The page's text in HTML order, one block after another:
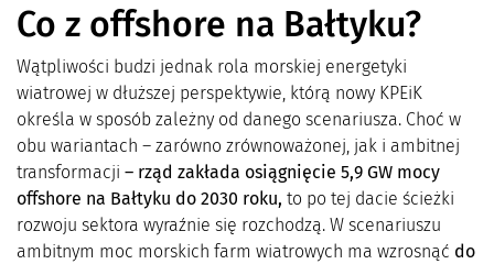
Co z offshore na Bałtyku?
Wątpliwości budzi jednak rola morskiej energetyki
wiatrowej w dłuższej perspektywie, którą nowy KPEiK
określa w sposób zależny od danego scenariusza. Choć w
obu wariantach – zarówno zrównoważonej, jak i ambitnej
transformacji – rząd zakłada osiągnięcie 5,9 GW mocy
offshore na Bałtyku do 2030 roku, to po tej dacie ścieżki
rozwoju sektora wyraźnie się rozchodzą. W scenariuszu
ambitnym moc morskich farm wiatrowych ma wzrosnąć do